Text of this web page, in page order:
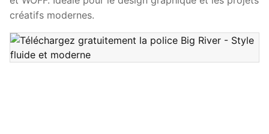
créatifs modernes.